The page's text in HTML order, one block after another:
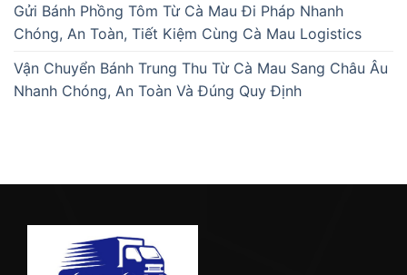
Gửi Bánh Phồng Tôm Từ Cà Mau Đi Pháp Nhanh
Chóng, An Toàn, Tiết Kiệm Cùng Cà Mau Logistics
Vận Chuyển Bánh Trung Thu Từ Cà Mau Sang Châu Âu
Nhanh Chóng, An Toàn Và Đúng Quy Định